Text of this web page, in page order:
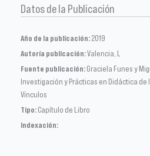
Datos de la Publicación
Año de la publicación:2019
Autoría publicación:Valencia, L
Fuente publicación:Graciela Funes y
Investigación y Prácticas en Didáctica de
Vínculos
Tipo:Capítulo de Libro
Indexación: